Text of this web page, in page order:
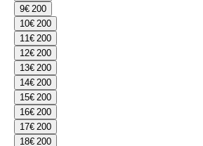
9€ 200
10€ 200
11€ 200
12€ 200
13€ 200
14€ 200
15€ 200
16€ 200
17€ 200
18€ 200